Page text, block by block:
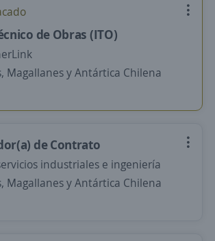
de Obras (ITO)
Magallanes y Antártica Chilena
de Contrato
industriales e ingeniería
Magallanes y Antártica Chilena